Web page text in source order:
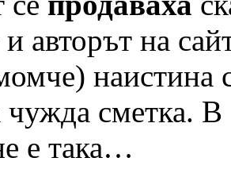
авторът на
наистина
чужда сметка.
е така…